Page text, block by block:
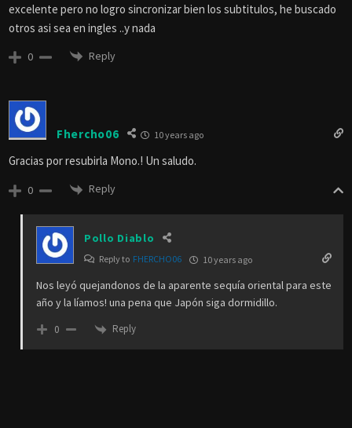
excelente pero no logro sincronizar bien los subtitulos, he buscado
otros asi sea en ingles ..y nada
0 Reply
Fhercho06 10 years ago
Gracias por resubirla Mono.! Un saludo.
0 Reply
Pollo Diablo
Reply to FHERCHO06 10 years ago
Nos leyó quejandonos de la aparente sequía oriental para este
año y la líamos! una pena que Japón siga dormidillo.
0 Reply